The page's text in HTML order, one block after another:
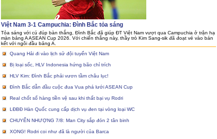
Việt Nam 3-1 Campuchia: Đình Bắc tỏa sáng
Tỏa sáng với cú đúp bàn thắng, Đình Bắc đã giúp ĐT Việt Nam vượt qua Campuchia ở trận hạ
màn bảng A ASEAN Cup 2026. Với chiến thắng này, thầy trò Kim Sang-sik đã đoạt vé vào bán
kết với ngôi đầu bảng A.
Quang Hải đi vào lịch sử đội tuyển Việt Nam
Bị loại sốc, HLV Indonesia hứng bão chỉ trích
HLV Kim: Đình Bắc phải vươn tầm châu lục!
Đình Bắc dẫn đầu cuộc đua Vua phá lưới ASEAN Cup
Real chốt sổ hàng tiền vệ sau khi thất bại vụ Rodri
LĐBĐ Hàn Quốc cung cấp dịch vụ đen tại vòng loại WC
CHUYỂN NHƯỢNG 7/8: Man City sắp đón 2 tân binh
XONG! Rodri coi như đã là người của Barca